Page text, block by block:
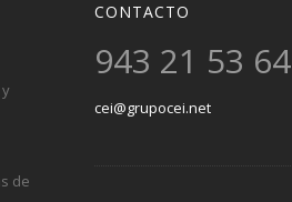
de
CONTACTO
943 21 53 64
cei@grupocei.net